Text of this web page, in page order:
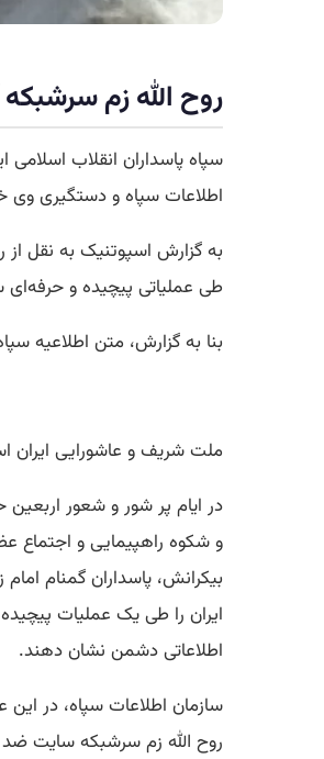
روح الله زم
سپاه پاسداران انقلاب
اطلاعات سپاه و دستگیری وی
به گزارش اسپوتنیک به نقل از
طی عملیاتی پیچیده و
بنا به گزارش، متن اطلاعیه
ملت شریف و عاشورایی ایران
در ایام پر شور و شعور
و شکوه راهپیمایی و اجتماع
بیکرانش، پاسداران گمنام
ایران را طی یک عملیات
اطلاعاتی دشمن نشان دهند.
سازمان اطلاعات سپاه، در
روح الله زم سرشبکه سایت ضد